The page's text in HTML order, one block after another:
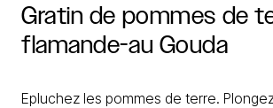
Gratin de pommes de
flamande-au Gouda
Epluchez les pommes de terre.